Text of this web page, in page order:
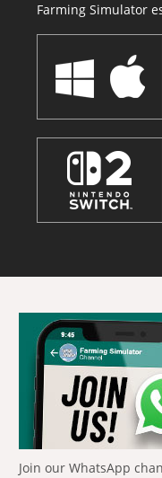
Farming Simulator
Join our WhatsApp